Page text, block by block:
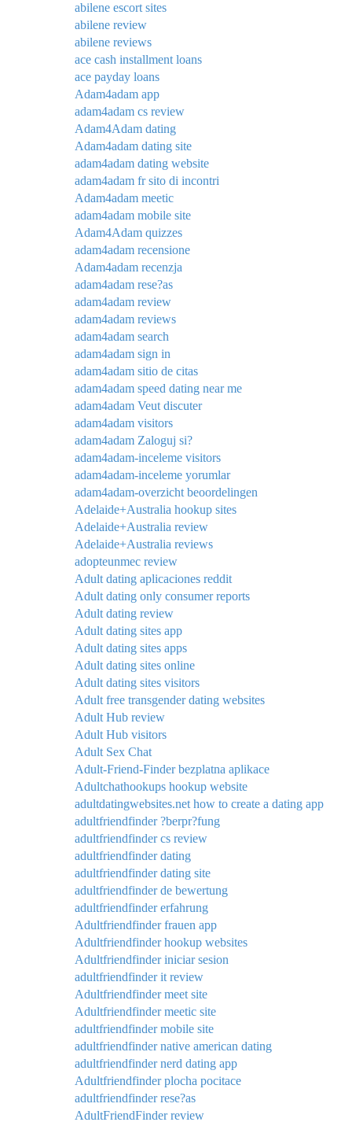
abilene escort sites
abilene review
abilene reviews
ace cash installment loans
ace payday loans
Adam4adam app
adam4adam cs review
Adam4Adam dating
Adam4adam dating site
adam4adam dating website
adam4adam fr sito di incontri
Adam4adam meetic
adam4adam mobile site
Adam4Adam quizzes
adam4adam recensione
Adam4adam recenzja
adam4adam rese?as
adam4adam review
adam4adam reviews
adam4adam search
adam4adam sign in
adam4adam sitio de citas
adam4adam speed dating near me
adam4adam Veut discuter
adam4adam visitors
adam4adam Zaloguj si?
adam4adam-inceleme visitors
adam4adam-inceleme yorumlar
adam4adam-overzicht beoordelingen
Adelaide+Australia hookup sites
Adelaide+Australia review
Adelaide+Australia reviews
adopteunmec review
Adult dating aplicaciones reddit
Adult dating only consumer reports
Adult dating review
Adult dating sites app
Adult dating sites apps
Adult dating sites online
Adult dating sites visitors
Adult free transgender dating websites
Adult Hub review
Adult Hub visitors
Adult Sex Chat
Adult-Friend-Finder bezplatna aplikace
Adultchathookups hookup website
adultdatingwebsites.net how to create a dating app
adultfriendfinder ?berpr?fung
adultfriendfinder cs review
adultfriendfinder dating
adultfriendfinder dating site
adultfriendfinder de bewertung
adultfriendfinder erfahrung
Adultfriendfinder frauen app
Adultfriendfinder hookup websites
Adultfriendfinder iniciar sesion
adultfriendfinder it review
Adultfriendfinder meet site
Adultfriendfinder meetic site
adultfriendfinder mobile site
adultfriendfinder native american dating
adultfriendfinder nerd dating app
Adultfriendfinder plocha pocitace
adultfriendfinder rese?as
AdultFriendFinder review